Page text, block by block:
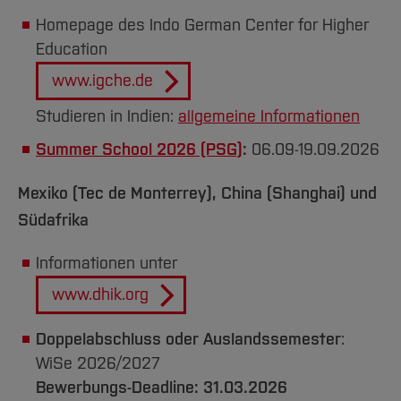
Homepage des Indo German Center for Higher
Education
www.igche.de
Studieren in Indien: allgemeine Informationen
Summer School 2026 (PSG): 06.09-19.09.2026
Mexiko (Tec de Monterrey), China (Shanghai) und
Südafrika
Informationen unter
www.dhik.org
Doppelabschluss oder Auslandssemester:
WiSe 2026/2027
Bewerbungs-Deadline: 31.03.2026